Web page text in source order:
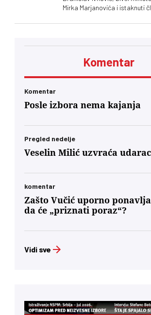
Mirka Marjanovića i istaknuti
Komentar
Komentar
Posle izbora nema kajanja
Pregled nedelje
Veselin Milić uzvraća udarac
komentar
Zašto Vučić uporno ponavlja
da će „priznati poraz“?
Vidi sve